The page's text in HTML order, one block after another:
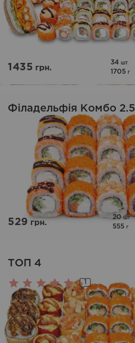
1435грн.
34 шт
1705 г
Філадельфія Комбо 2.5
529грн.
20шт
555 г
ТОП 4
Оцінено
в
5.00
з 5